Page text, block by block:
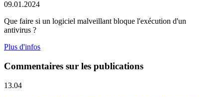
09.01.2024
Que faire si un logiciel malveillant bloque l'exécution d'un
antivirus ?
Plus d'infos
Commentaires sur les publications
13.04